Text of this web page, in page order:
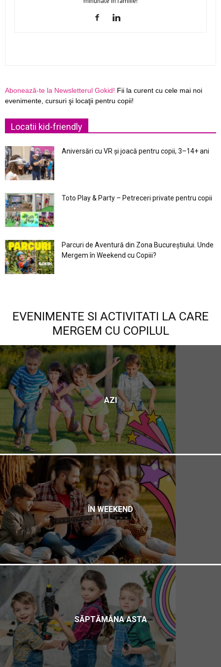
Abonează-te la Newsletterul Gokid! Fii la curent cu cele mai noi
evenimente, cursuri şi locaţii pentru copii!
Locatii kid-friendly
Aniversări cu VR și joacă pentru copii, 3–14+ ani
Toto Play & Party – Petreceri private pentru copii
Parcuri de Aventură din Zona Bucureştiului. Unde
Mergem în Weekend cu Copiii?
EVENIMENTE SI ACTIVITATI LA CARE
MERGEM CU COPILUL
AZI
ÎN WEEKEND
SĂPTĂMÂNA ASTA